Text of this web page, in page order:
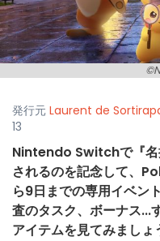
発行元 Laurent de
13
Nintendo Switchで『名
されるのを記念して、
ら9日までの専用イベン
査のタスク、ボーナス...
アイテムを見てみましょ